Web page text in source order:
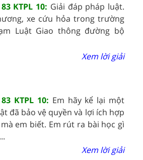
KTPL 10: Giải đáp pháp luật.
xe cứu hỏa trong trường
Luật Giao thông đường bộ
Xem lời giải
KTPL 10: Em hãy kể lại một
đã bảo vệ quyền và lợi ích hợp
em biết. Em rút ra bài học gì
Xem lời giải